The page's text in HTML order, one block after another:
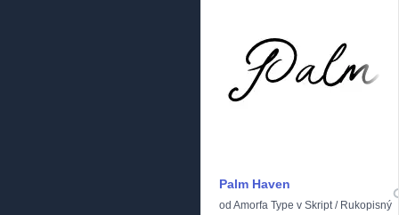
Palm Haven
od Amorfa Type v Skript/ Rukopisný